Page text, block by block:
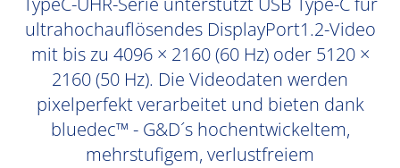
ultrahochauflösendes DisplayPort1.2-Video
mit bis zu 4096 × 2160 (60 Hz) oder 5120 ×
2160 (50 Hz). Die Videodaten werden
pixelperfekt verarbeitet und bieten dank
bluedec™ - G&D´s hochentwickeltem,
mehrstufigem, verlustfreiem